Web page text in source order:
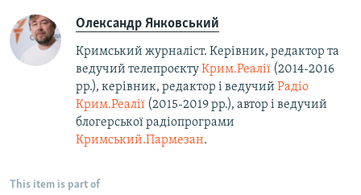
Олександр Янковський
Кримський журналіст. Керівник, редактор та
ведучий телепроєктуКрим.Реалії (2014-2016
рр.), керівник, редактор і ведучий Радіо
Крим.Реалії (2015-2019 рр.), автор і ведучий
блогерської радіопрограми
Кримський.Пармезан.​
This item is part of